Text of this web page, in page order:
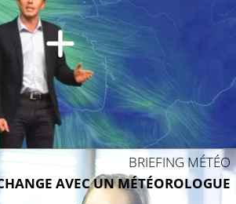
BRIEFING MÉTÉO
AVEC UN MÉTÉOROLOGUE